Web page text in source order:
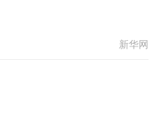
新华网